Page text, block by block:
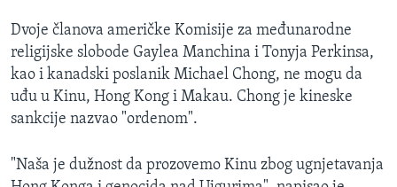
Dvoje članova američke Komisije za međunarodne
religijske slobode Gaylea Manchina i Tonyja Perkins​a,
kao i kanadski poslanik Michael Chong, ne mogu da
uđu u Kinu, Hong Kong i Makau. Chong je kineske
sankcije nazvao "ordenom".
"Naša je dužnost da prozovemo Kinu zbog ugnjetavanja